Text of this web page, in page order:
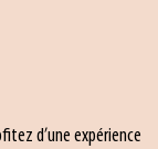
d’une expérience